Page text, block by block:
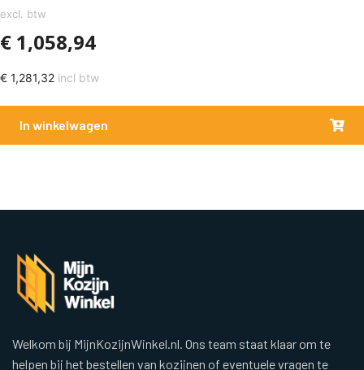
excl. btw
€ 1,058,94
€ 1,281,32 incl btw
In winkelwagen
Welkom bij MijnKozijnWinkel.nl. Ons team staat klaar om te
helpen bij het bestellen van kozijnen of eventuele vragen te